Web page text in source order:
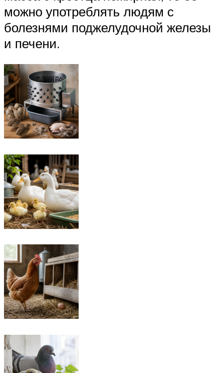
можно употреблять людям с
болезнями поджелудочной железы
и печени.